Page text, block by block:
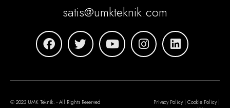
satis@umkteknik.com
© 2023 UMK Teknik. - All Rights Reserved
Privacy Policy | Cookie Policy |